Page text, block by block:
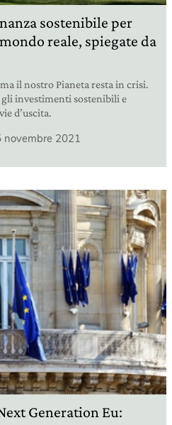
sostenibile per
reale, spiegate da
il nostro Pianeta resta in crisi.
investimenti sostenibili e
d’uscita.
novembre 2021
Generation Eu: